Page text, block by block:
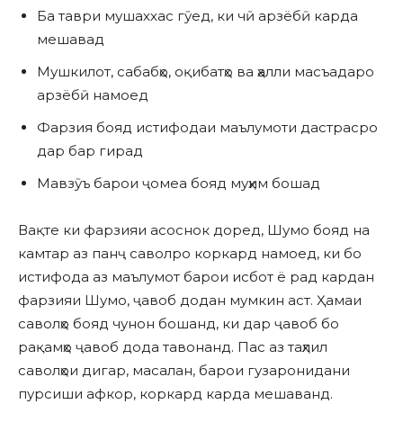
Ба таври мушаххас гӯед, ки чӣ арзёбӣ карда
мешавад
Мушкилот, сабабҳо, оқибатҳо ва ҳалли масъадаро
арзёбӣ намоед
Фарзия бояд истифодаи маълумоти дастрасро
дар бар гирад
Мавзӯъ барои ҷомеа бояд муҳим бошад
Вақте ки фарзияи асоснок доред, Шумо бояд на
камтар аз панҷ саволро коркард намоед, ки бо
истифода аз маълумот барои исбот ё рад кардан
фарзияи Шумо, ҷавоб додан мумкин аст. Ҳамаи
саволҳо бояд чунон бошанд, ки дар ҷавоб бо
рақамҳо ҷавоб дода тавонанд. Пас аз таҳлил
саволҳои дигар, масалан, барои гузаронидани
пурсиши афкор, коркард карда мешаванд.